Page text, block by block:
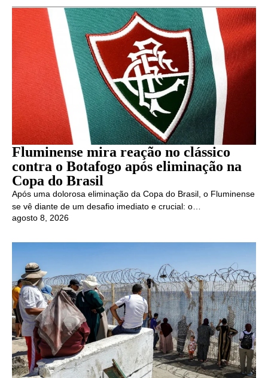
Fluminense mira reação no clássico
contra o Botafogo após eliminação na
Copa do Brasil
Após uma dolorosa eliminação da Copa do Brasil, o Fluminense
se vê diante de um desafio imediato e crucial: o…
agosto 8, 2026